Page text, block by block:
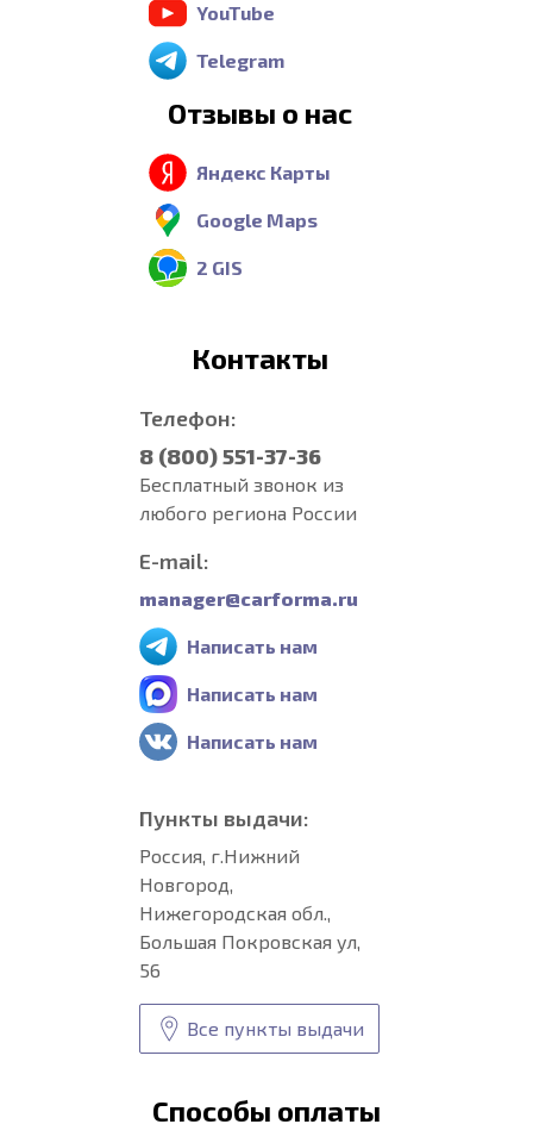
YouTube
Telegram
Отзывы о нас
Яндекс Карты
Google Maps
2 GIS
Контакты
Телефон:
8 (800) 551-37-36
Бесплатный звонок из
любого региона России
E-mail:
manager@carforma.ru
Написать нам
Написать нам
Написать нам
Пункты выдачи:
Россия, г.Нижний
Новгород,
Нижегородская обл.,
Большая Покровская ул,
56
Все пункты выдачи
Способы оплаты